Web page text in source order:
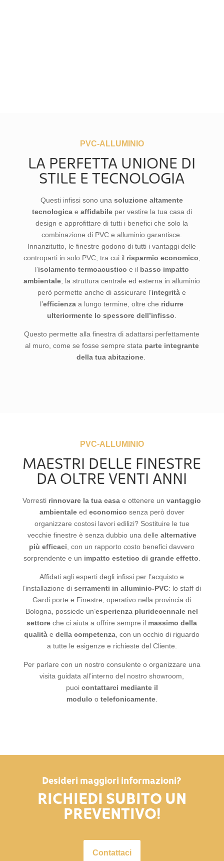
PVC-ALLUMINIO
LA PERFETTA UNIONE DI
STILE E TECNOLOGIA
Questi infissi sono una soluzione altamente
tecnologica e affidabile per vestire la tua casa di
design e approfittare di tutti i benefici che solo la
combinazione di PVC e alluminio garantisce.
Innanzitutto, le finestre godono di tutti i vantaggi delle
controparti in solo PVC, tra cui il risparmio economico
l’isolamento termoacustico e il basso impatto
ambientale; la struttura centrale ed esterna in alluminio
però permette anche di assicurare l’integrità e
l’efficienza a lungo termine, oltre che ridurre
ulteriormente lo spessore dell’infisso
Questo permette alla finestra di adattarsi perfettamente
al muro, come se fosse sempre stata parte integrante
della tua abitazione.
PVC-ALLUMINIO
MAESTRI DELLE FINESTRE
DA OLTRE VENTI ANNI
Vorresti rinnovare la tua casa e ottenere un vantaggio
ambientale ed economico senza però dover
organizzare costosi lavori edilizi? Sostituire le tue
vecchie finestre è senza dubbio una delle alternative
più efficaci , con un rapporto costo benefici davvero
sorprendente e un impatto estetico di grande effetto
Affidati agli esperti degli infissi per l’acquisto e
l’installazione di serramenti in alluminio-PVC: lo staff di
Gardi porte e Finestre, operativo nella provincia di
Bologna, possiede un’esperienza pluridecennale nel
settore che ci aiuta a offrire sempre il massimo della
qualità e della competenza , con un occhio di riguardo
a tutte le esigenze e richieste del Cliente.
Per parlare con un nostro consulente o organizzare una
visita guidata all’interno del nostro showroom,
puoi contattarci mediante il
modulo o telefonicamente.
Desideri maggiori informazioni?
RICHIEDI SUBITO UN
PREVENTIVO!
Contattaci